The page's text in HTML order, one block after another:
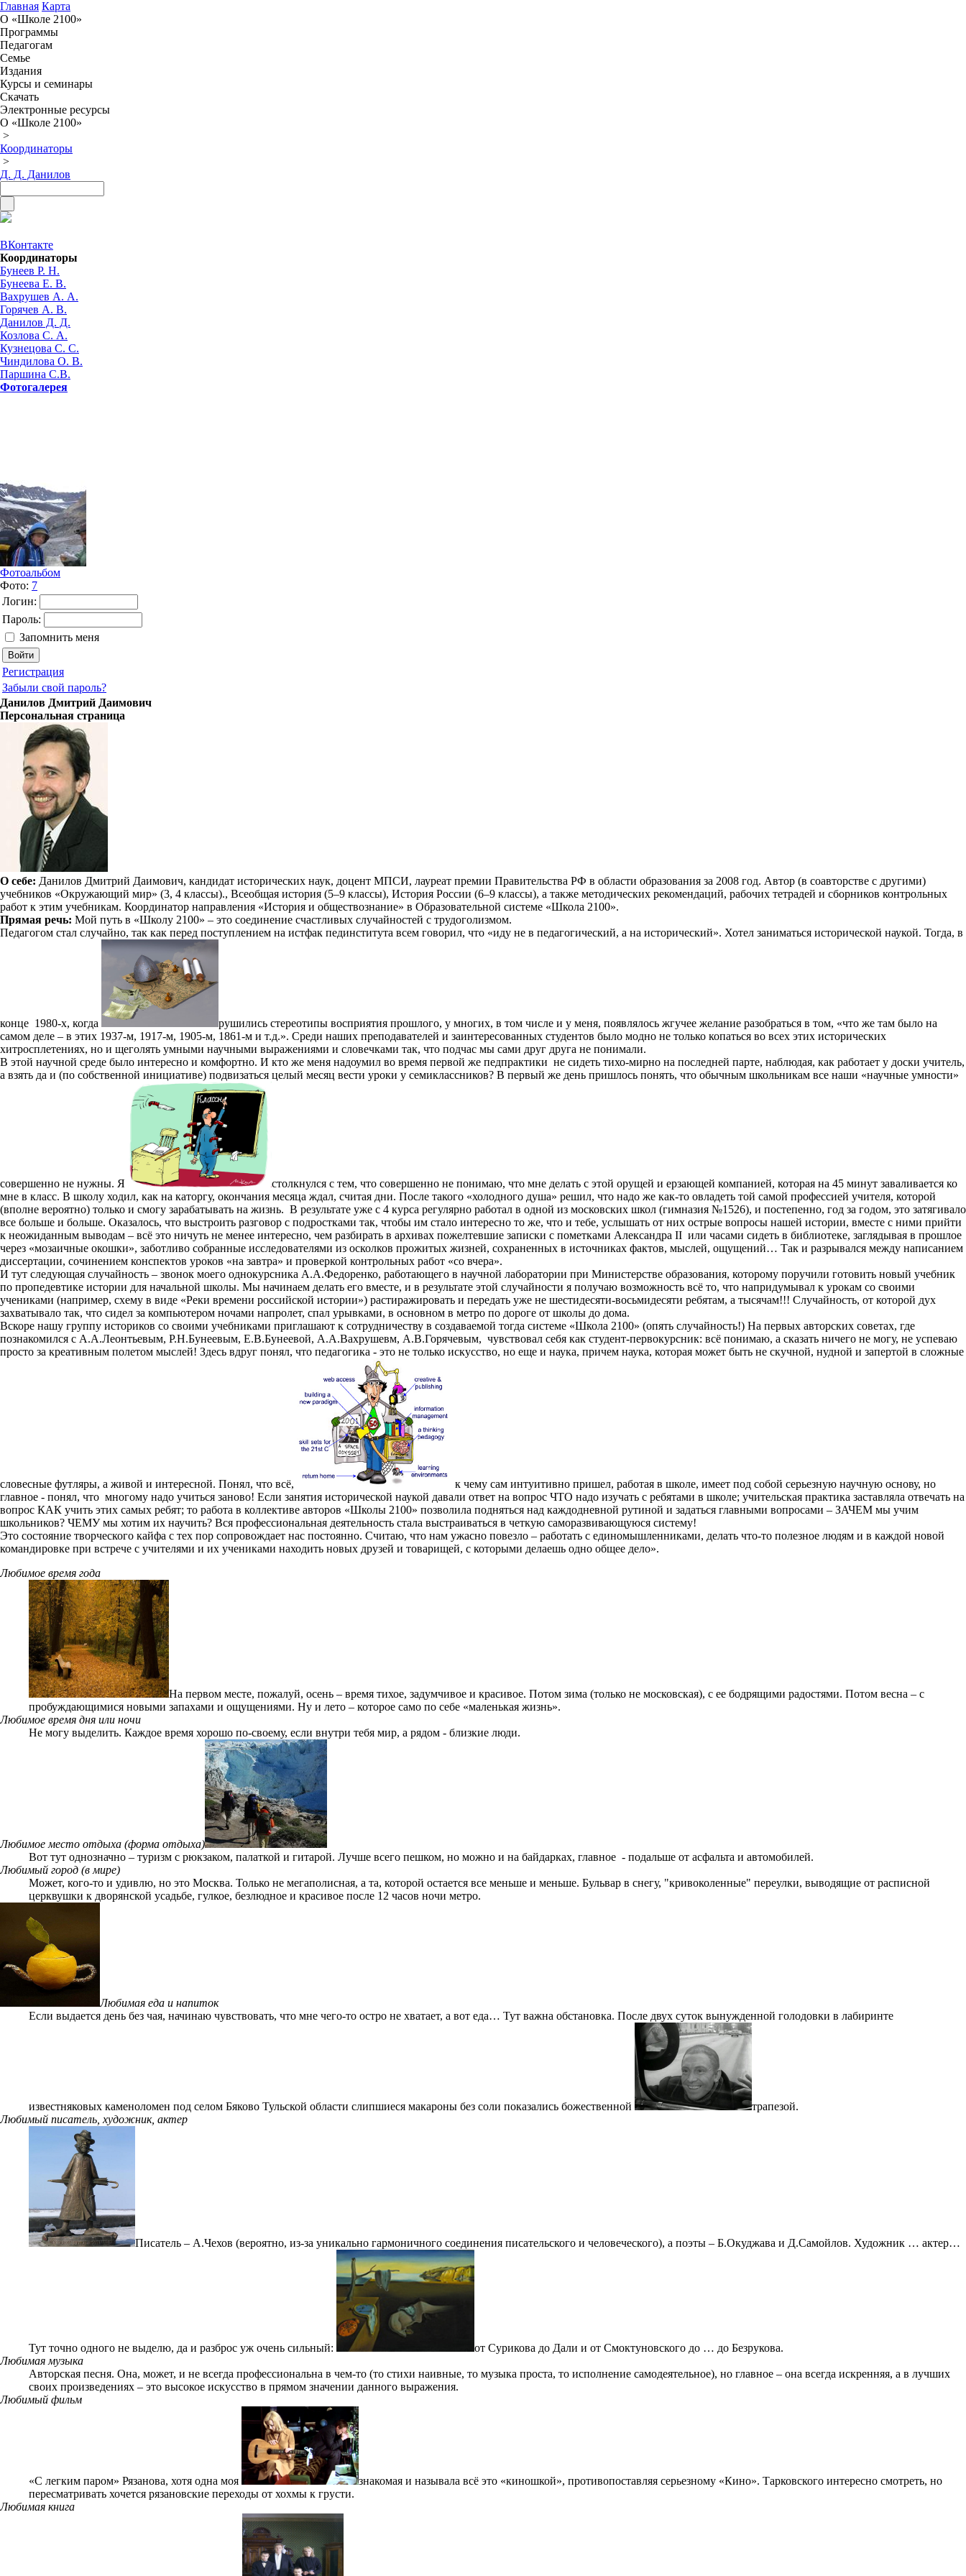
Главная Карта
О «Школе 2100»
Программы
Педагогам
Семье
Издания
Курсы и семинары
Скачать
Электронные ресурсы
О «Школе 2100»
>
Координаторы
>
Д. Д. Данилов
ВКонтакте
Координаторы
Бунеев Р. Н.
Бунеева Е. В.
Вахрушев А. А.
Горячев А. В.
Данилов Д. Д.
Козлова С. А.
Кузнецова С. С.
Чиндилова О. В.
Паршина С.В.
Фотогалерея
Фотоальбом
Фото: 7
Логин:
Пароль:
Запомнить меня
Регистрация
Забыли свой пароль?
Данилов Дмитрий Даимович
Персональная страница
О себе: Данилов Дмитрий Даимович, кандидат исторических наук, доцент МПСИ, лауреат премии Правительства РФ в области образования за 2008 год. Автор (в соавторстве с другими)
учебников «Окружающий мир» (3, 4 классы)., Всеобщая история (5–9 классы), История России (6–9 классы), а также методических рекомендаций, рабочих тетрадей и сборников контрольных
работ к этим учебникам. Координатор направления «История и обществознание» в Образовательной системе «Школа 2100».
Прямая речь: Мой путь в «Школу 2100» – это соединение счастливых случайностей с трудоголизмом.
Педагогом стал случайно, так как перед поступлением на истфак пединститута всем говорил, что «иду не в педагогический, а на исторический». Хотел заниматься исторической наукой. Тогда, в
конце 1980-х, когда
рушились стереотипы восприятия прошлого, у многих, в том числе и у меня, появлялось жгучее желание разобраться в том, «что же там было на
самом деле – в этих 1937-м, 1917-м, 1905-м, 1861-м и т.д.». Среди наших преподавателей и заинтересованных студентов было модно не только копаться во всех этих исторических
хитросплетениях, но и щеголять умными научными выражениями и словечками так, что подчас мы сами друг друга не понимали.
В этой научной среде было интересно и комфортно. И кто же меня надоумил во время первой же педпрактики не сидеть тихо-мирно на последней парте, наблюдая, как работает у доски учитель,
а взять да и (по собственной инициативе) подвизаться целый месяц вести уроки у семиклассников? В первый же день пришлось понять, что обычным школьникам все наши «научные умности»
совершенно не нужны. Я
столкнулся с тем, что совершенно не понимаю, что мне делать с этой орущей и ерзающей компанией, которая на 45 минут заваливается ко
мне в класс. В школу ходил, как на каторгу, окончания месяца ждал, считая дни. После такого «холодного душа» решил, что надо же как-то овладеть той самой профессией учителя, которой
(вполне вероятно) только и смогу зарабатывать на жизнь. В результате уже с 4 курса регулярно работал в одной из московских школ (гимназия №1526), и постепенно, год за годом, это затягивало
все больше и больше. Оказалось, что выстроить разговор с подростками так, чтобы им стало интересно то же, что и тебе, услышать от них острые вопросы нашей истории, вместе с ними прийти
к неожиданным выводам – всё это ничуть не менее интересно, чем разбирать в архивах пожелтевшие записки с пометками Александра II или часами сидеть в библиотеке, заглядывая в прошлое
через «мозаичные окошки», заботливо собранные исследователями из осколков прожитых жизней, сохраненных в источниках фактов, мыслей, ощущений… Так и разрывался между написанием
диссертации, сочинением конспектов уроков «на завтра» и проверкой контрольных работ «со вчера».
И тут следующая случайность – звонок моего однокурсника А.А.Федоренко, работающего в научной лаборатории при Министерстве образования, которому поручили готовить новый учебник
по пропедевтике истории для начальной школы. Мы начинаем делать его вместе, и в результате этой случайности я получаю возможность всё то, что напридумывал к урокам со своими
учениками (например, схему в виде «Реки времени российской истории») растиражировать и передать уже не шестидесяти-восьмидесяти ребятам, а тысячам!!! Случайность, от которой дух
захватывало так, что сидел за компьютером ночами напролет, спал урывками, в основном в метро по дороге от школы до дома.
Вскоре нашу группу историков со своими учебниками приглашают к сотрудничеству в создаваемой тогда системе «Школа 2100» (опять случайность!) На первых авторских советах, где
познакомился с А.А.Леонтьевым, Р.Н.Бунеевым, Е.В.Бунеевой, А.А.Вахрушевм, А.В.Горячевым, чувствовал себя как студент-первокурсник: всё понимаю, а сказать ничего не могу, не успеваю
просто за креативным полетом мыслей! Здесь вдруг понял, что педагогика - это не только искусство, но еще и наука, причем наука, которая может быть не скучной, нудной и запертой в сложные
словесные футляры, а живой и интересной. Понял, что всё,
к чему сам интуитивно пришел, работая в школе, имеет под собой серьезную научную основу, но
главное - понял, что многому надо учиться заново! Если занятия исторической наукой давали ответ на вопрос ЧТО надо изучать с ребятами в школе; учительская практика заставляла отвечать на
вопрос КАК учить этих самых ребят; то работа в коллективе авторов «Школы 2100» позволила подняться над каждодневной рутиной и задаться главными вопросами – ЗАЧЕМ мы учим
школьников? ЧЕМУ мы хотим их научить? Вся профессиональная деятельность стала выстраиваться в четкую саморазвивающуюся систему!
Это состояние творческого кайфа с тех пор сопровождает нас постоянно. Считаю, что нам ужасно повезло – работать с единомышленниками, делать что-то полезное людям и в каждой новой
командировке при встрече с учителями и их учениками находить новых друзей и товарищей, с которыми делаешь одно общее дело».
Любимое время года
На первом месте, пожалуй, осень – время тихое, задумчивое и красивое. Потом зима (только не московская), с ее бодрящими радостями. Потом весна – с
пробуждающимися новыми запахами и ощущениями. Ну и лето – которое само по себе «маленькая жизнь».
Любимое время дня или ночи
Не могу выделить. Каждое время хорошо по-своему, если внутри тебя мир, а рядом - близкие люди.
Любимое место отдыха (форма отдыха)
Вот тут однозначно – туризм с рюкзаком, палаткой и гитарой. Лучше всего пешком, но можно и на байдарках, главное - подальше от асфальта и автомобилей.
Любимый город (в мире)
Может, кого-то и удивлю, но это Москва. Только не мегаполисная, а та, которой остается все меньше и меньше. Бульвар в снегу, "кривоколенные" переулки, выводящие от расписной
церквушки к дворянской усадьбе, гулкое, безлюдное и красивое после 12 часов ночи метро.
Любимая еда и напиток
Если выдается день без чая, начинаю чувствовать, что мне чего-то остро не хватает, а вот еда… Тут важна обстановка. После двух суток вынужденной голодовки в лабиринте
известняковых каменоломен под селом Бяково Тульской области слипшиеся макароны без соли показались божественной
трапезой.
Любимый писатель, художник, актер
Писатель – А.Чехов (вероятно, из-за уникально гармоничного соединения писательского и человеческого), а поэты – Б.Окуджава и Д.Самойлов. Художник … актер…
Тут точно одного не выделю, да и разброс уж очень сильный:
от Сурикова до Дали и от Смоктуновского до … до Безрукова.
Любимая музыка
Авторская песня. Она, может, и не всегда профессиональна в чем-то (то стихи наивные, то музыка проста, то исполнение самодеятельное), но главное – она всегда искренняя, а в лучших
своих произведениях – это высокое искусство в прямом значении данного выражения.
Любимый фильм
«С легким паром» Рязанова, хотя одна моя
знакомая и называла всё это «киношкой», противопоставляя серьезному «Кино». Тарковского интересно смотреть, но
пересматривать хочется рязановские переходы от хохмы к грусти.
Любимая книга